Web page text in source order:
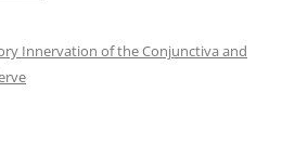
Innervation of the Conjunctiva and